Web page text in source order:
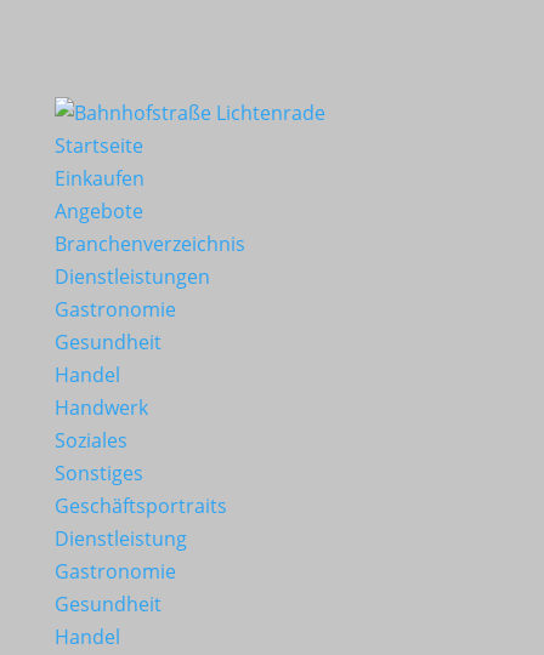
Startseite
Einkaufen
Angebote
Branchenverzeichnis
Dienstleistungen
Gastronomie
Gesundheit
Handel
Handwerk
Soziales
Sonstiges
Geschäftsportraits
Dienstleistung
Gastronomie
Gesundheit
Handel